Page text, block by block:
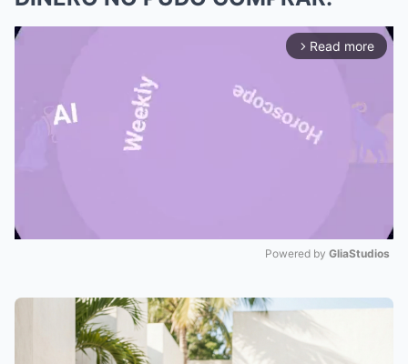
arrow_forward_ios Read more
Powered by GliaStudios